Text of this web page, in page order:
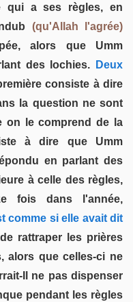
qui a ses règles, en
(qu'Allah l'agrée)
alors que Umm
des lochies. Deux
consiste à dire
la question ne sont
on le comprend de la
à dire que Umm
en parlant des
à celle des règles,
fois dans l'année,
comme si elle avait dit
rattraper les prières
alors que celles-ci ne
Il ne pas dispenser
pendant les règles